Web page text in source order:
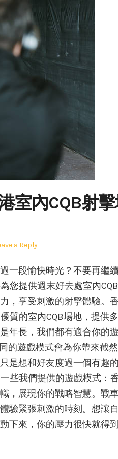
室內CQB射
a Reply
一段愉快時光？不要再繼
您提供週末好去處室內
，享受刺激的射擊體驗。
質的室內CQB場地，提供
年長，我們都有適合你的
的遊戲模式會為你帶來截
是想和好友度過一個有趣
些我們提供的遊戲模式：
，展現你的戰略智慧。戰
驗緊張刺激的時刻。想讓
下來，你的壓力很快就得